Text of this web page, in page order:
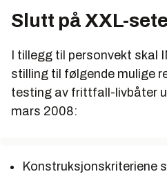
Slutt på XXL-
I tillegg til personvekt skal
stilling til følgende mulige
testing av frittfall-livbåter
mars 2008:
Konstruksjonskriteriene